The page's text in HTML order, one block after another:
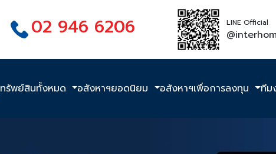
02 946 6206 LINE Official
ทรัพย์สินทั้งหมด อสังหาฯยอดนิยม อสังหาฯเพื่อการลงทุน ทีม